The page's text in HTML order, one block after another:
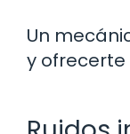
Un
y ofrecerte